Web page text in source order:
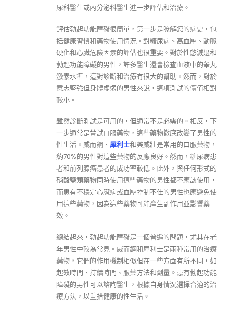
尿科醫生或內分泌科醫生進一步評估和治療。
評估勃起功能障礙很簡單，第一步是瞭解您的病史，包
括健康習慣和藥物使用情況。對糖尿病、高血壓、動脈
硬化和心臟危險因素的評估也很重要。對於性慾減退和
勃起功能障礙的男性，許多醫生還會檢查血液中的睾丸
激素水準，這對診斷和治療有很大的幫助。然而，對於
意志堅強但身體虛弱的男性來說，這項測試的價值相對
較小。
雖然診斷測試是可用的，但通常不是必需的。相反，下
一步通常是嘗試口服藥物，這些藥物徹底改變了男性的
性生活。威而鋼、 犀利士和樂威壯是常用的口服藥物，
約70%的男性對這些藥物的反應良好。然而，糖尿病患
者和前列腺癌患者的成功率較低。此外，與任何形式的
硝酸鹽類藥物同時使用這些藥物的男性都不應該使用，
而患有不穩定心臟病或血壓控制不佳的男性也應避免使
用這些藥物，因為這些藥物可能產生副作用並影響藥
效。
總結起來，勃起功能障礙是一個普遍的問題，尤其在老
年男性中較為常見。威而鋼和犀利士是兩種常用的治療
藥物，它們的作用機制相似但在一些方面有所不同，如
起效時間、持續時間、服藥方法和劑量。患有勃起功能
障礙的男性可以諮詢醫生，根據自身情況選擇合適的治
療方法，以重拾健康的性生活。